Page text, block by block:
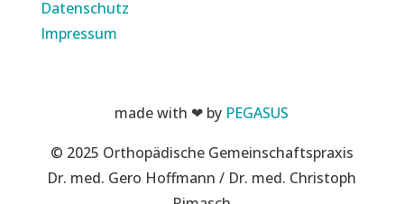
Datenschutz
Impressum
made with ❤ by PEGASUS
© 2025 Orthopädische Gemeinschaftspraxis
Dr. med. Gero Hoffmann / Dr. med. Christoph